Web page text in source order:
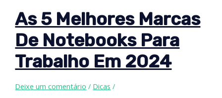
As 5 Melhores Marcas
De Notebooks Para
Trabalho Em 2024
Deixe um comentário / Dicas /